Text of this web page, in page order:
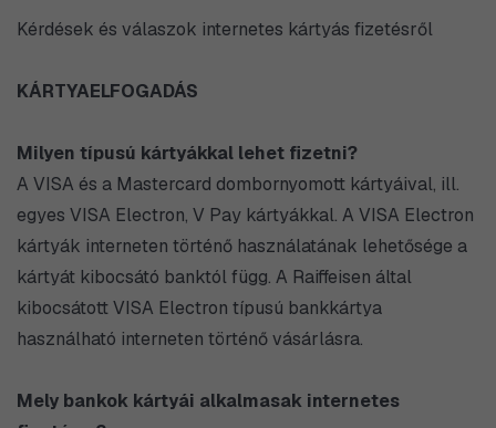
Kérdések és válaszok internetes kártyás fizetésről
KÁRTYAELFOGADÁS
Milyen típusú kártyákkal lehet fizetni?
A VISA és a Mastercard dombornyomott kártyáival, ill.
egyes VISA Electron, V Pay kártyákkal. A VISA Electron
kártyák interneten történő használatának lehetősége a
kártyát kibocsátó banktól függ. A Raiffeisen által
kibocsátott VISA Electron típusú bankkártya
használható interneten történő vásárlásra.
Mely bankok kártyái alkalmasak internetes